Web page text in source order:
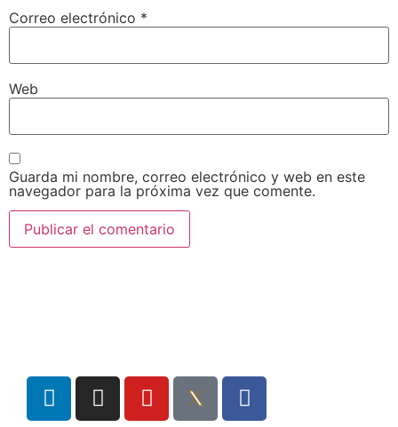
Correo electrónico *
Web
Guarda mi nombre, correo electrónico y web en este
navegador para la próxima vez que comente.